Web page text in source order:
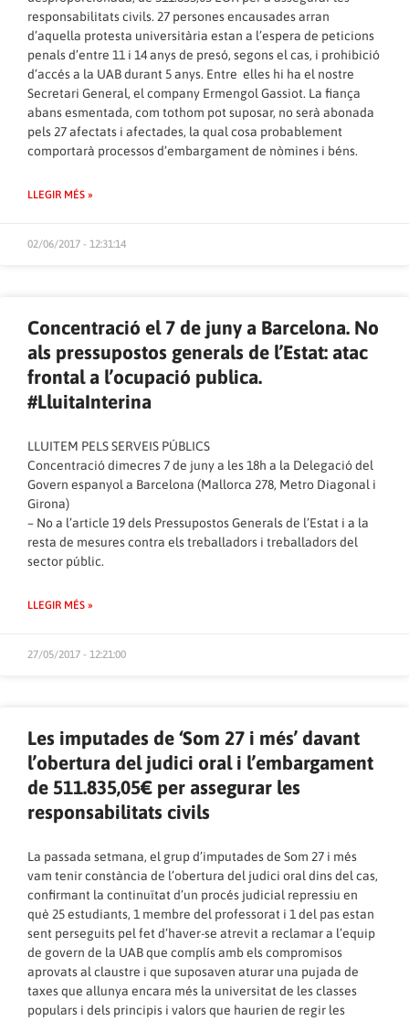
responsabilitats civils. 27 persones encausades arran
d’aquella protesta universitària estan a l’espera de peticions
penals d’entre 11 i 14 anys de presó, segons el cas, i prohibició
d’accés a la UAB durant 5 anys. Entre elles hi ha el nostre
Secretari General, el company Ermengol Gassiot. La fiança
abans esmentada, com tothom pot suposar, no serà abonada
pels 27 afectats i afectades, la qual cosa probablement
comportarà processos d’embargament de nòmines i béns.
LLEGIR MÉS »
02/06/2017 - 12:31:14
Concentració el 7 de juny a Barcelona. No
als pressupostos generals de l’Estat: atac
frontal a l’ocupació publica.
#LluitaInterina
LLUITEM PELS SERVEIS PÚBLICS
Concentració dimecres 7 de juny a les 18h a la Delegació del
Govern espanyol a Barcelona (Mallorca 278, Metro Diagonal i
Girona)
– No a l’article 19 dels Pressupostos Generals de l’Estat i a la
resta de mesures contra els treballadors i treballadors del
sector públic.
LLEGIR MÉS »
27/05/2017 - 12:21:00
Les imputades de ‘Som 27 i més’ davant
l’obertura del judici oral i l’embargament
de 511.835,05€ per assegurar les
responsabilitats civils
La passada setmana, el grup d’imputades de Som 27 i més
vam tenir constància de l’obertura del judici oral dins del cas,
confirmant la continuïtat d’un procés judicial repressiu en
què 25 estudiants, 1 membre del professorat i 1 del pas estan
sent perseguits pel fet d’haver-se atrevit a reclamar a l’equip
de govern de la UAB que complís amb els compromisos
aprovats al claustre i que suposaven aturar una pujada de
taxes que allunya encara més la universitat de les classes
populars i dels principis i valors que haurien de regir les